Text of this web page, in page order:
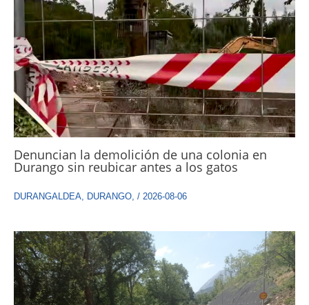
Denuncian la demolición de una colonia en
Durango sin reubicar antes a los gatos
DURANGALDEA DURANGO / 2026-08-06